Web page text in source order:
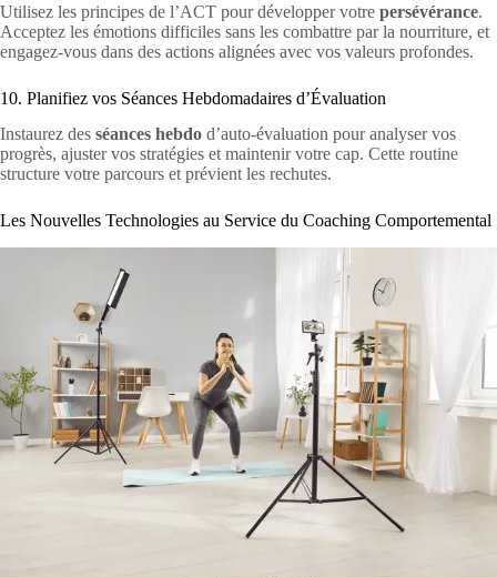
Utilisez les principes de l’ACT pour développer votre persévérance.
Acceptez les émotions difficiles sans les combattre par la nourriture, et
engagez-vous dans des actions alignées avec vos valeurs profondes.
10. Planifiez vos Séances Hebdomadaires d’Évaluation
Instaurez des séances hebdo d’auto-évaluation pour analyser vos
progrès, ajuster vos stratégies et maintenir votre cap. Cette routine
structure votre parcours et prévient les rechutes.
Les Nouvelles Technologies au Service du Coaching Comportemental